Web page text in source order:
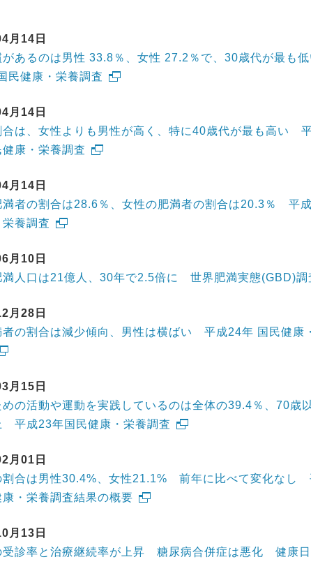
月14日
があるのは男性 33.8％、女性 27.2％で、30歳代が最も
民健康・栄養調査
月14日
合は、女性よりも男性が高く、特に40歳代が最も高い
康・栄養調査
月14日
満者の割合は28.6％、女性の肥満者の割合は20.3％ 平
養調査
月10日
満人口は21億人、30年で2.5倍に 世界肥満実態(GBD)調
月28日
者の割合は減少傾向、男性は横ばい 平成24年 国民健康
月15日
めの活動や運動を実践しているのは全体の39.4％、70歳
平成23年国民健康・栄養調査
月01日
割合は男性30.4%、女性21.1% 前年に比べて変化なし
・栄養調査結果の概要
月13日
受診率と治療継続率が上昇 糖尿病合併症は悪化 健康